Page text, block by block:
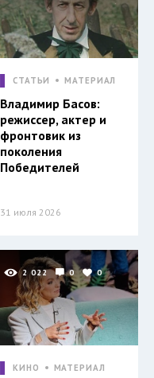
СТАТЬИ МАТЕРИАЛ
Владимир Басов:
режиссер, актер и
фронтовик из
поколения
Победителей
31 июля 2026
2 022 0 0
КИНО МАТЕРИАЛ